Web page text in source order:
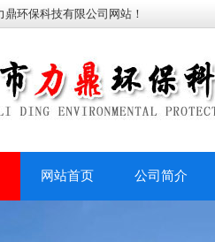
环保科技有限公司网站！
网站首页 公司简介